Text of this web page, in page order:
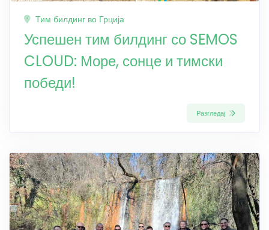
Тим билдинг во Грција
Успешен тим билдинг со SEMOS
CLOUD: Море, сонце и тимски
победи!
Разгледај